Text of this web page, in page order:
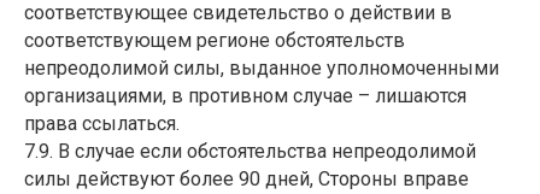
соответствующее свидетельство о действии в
соответствующем регионе обстоятельств
непреодолимой силы, выданное уполномоченными
организациями, в противном случае – лишаются
права ссылаться.
7.9. В случае если обстоятельства непреодолимой
силы действуют более 90 дней, Стороны вправе